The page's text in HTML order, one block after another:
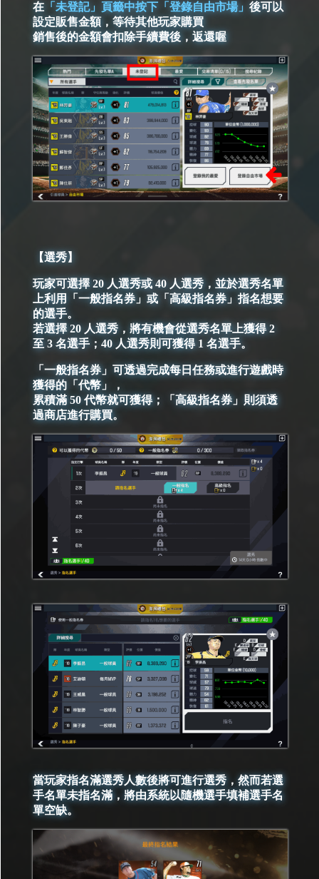
在「未登記」頁籤中按下「登錄自由市場」 後可以
設定販售金額，等待其他玩家購買
銷售後的金額會扣除手續費後，返還喔
【選秀】
玩家可選擇 20 人選秀或 40 人選秀，並於選秀名單
上利用「一般指名券」或「高級指名券」指名想要
的選手。
若選擇 20 人選秀，將有機會從選秀名單上獲得 2
至 3 名選手；40 人選秀則可獲得 1 名選手。
「一般指名券」可透過完成每日任務或進行遊戲時
獲得的「代幣」，
累積滿 50 代幣就可獲得；「高級指名券」則須透
過商店進行購買。
當玩家指名滿選秀人數後將可進行選秀，然而若選
手名單未指名滿，將由系統以隨機選手填補選手名
單空缺。